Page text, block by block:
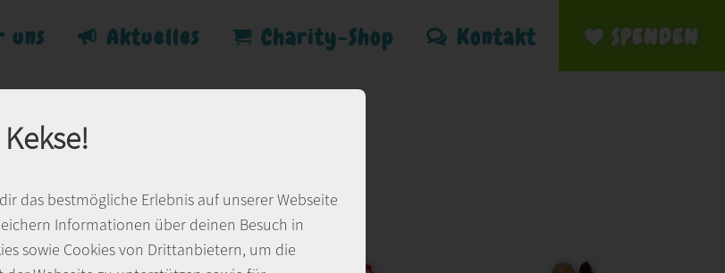
das bestmögliche Erlebnis auf unserer Webseite
Informationen über deinen Besuch in
sowie Cookies von Drittanbietern, um die
SPENDEN
uns Aktuelles Charity-Shop Kontakt